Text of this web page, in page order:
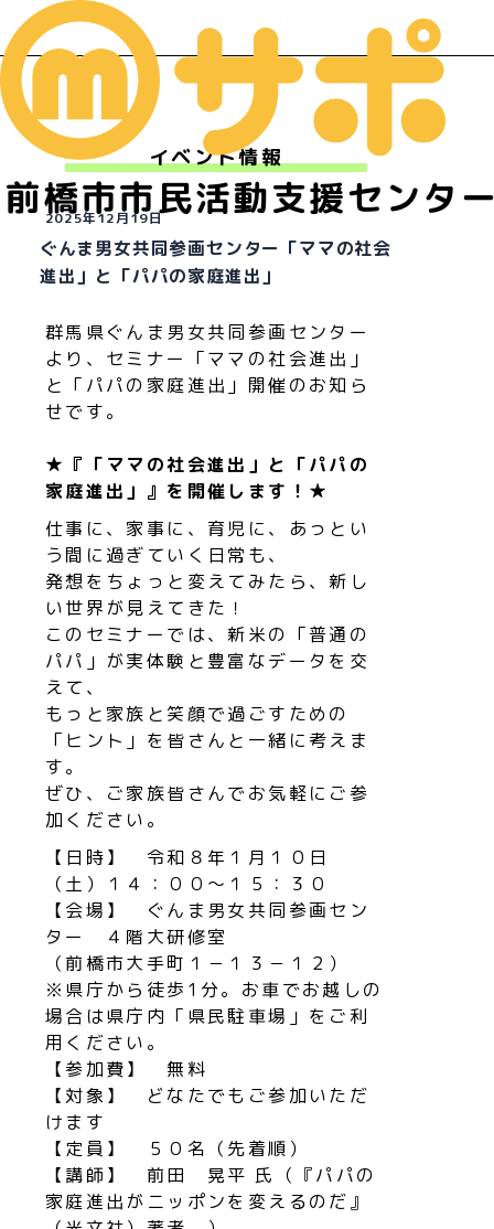
前橋市市民活動支援センタ
イベント情報
2025年12月19日
ぐんま男女共同参画センター「ママの社会
進出」と「パパの家庭進出」
群馬県ぐんま男女共同参画センター
より、セミナー「ママの社会進出」
と「パパの家庭進出」開催のお知ら
せです。
★『「ママの社会進出」と「パパの
家庭進出」』を開催します！★
仕事に、家事に、育児に、あっとい
う間に過ぎていく日常も、
発想をちょっと変えてみたら、新し
い世界が見えてきた！
このセミナーでは、新米の「普通の
パパ」が実体験と豊富なデータを交
えて、
もっと家族と笑顔で過ごすための
「ヒント」を皆さんと一緒に考えま
す。
ぜひ、ご家族皆さんでお気軽にご参
加ください。
【日時】 令和８年１月１０日
（土）１４：００～１５：３０
【会場】 ぐんま男女共同参画セン
ター ４階大研修室
（前橋市大手町１－１３－１２）
※県庁から徒歩1分。お車でお越しの
場合は県庁内「県民駐車場」をご利
用ください。
【参加費】 無料
【対象】 どなたでもご参加いただ
けます
【定員】 ５０名（先着順）
【講師】 前田 晃平 氏（『パパの
家庭進出がニッポンを変えるのだ』